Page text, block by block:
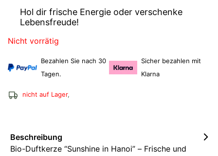
Hol dir frische Energie oder verschenke
Lebensfreude!
Nicht vorrätig
Bezahlen Sie nach 30
Tagen.
Sicher bezahlen mit
Klarna
nicht auf Lager,
Beschreibung
Bio-Duftkerze “Sunshine in Hanoi” – Frische und